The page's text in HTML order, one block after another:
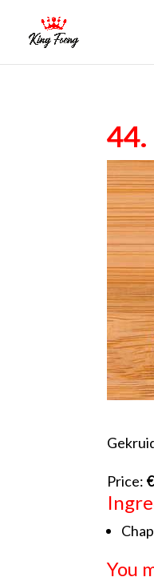
Price:
You